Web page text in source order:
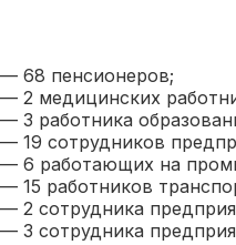
— 68 пенсионеров;
— 2 медицинских
— 3 работника
— 19 сотрудников
— 6 работающих на
— 15 работников
— 2 сотрудника
— 3 сотрудника